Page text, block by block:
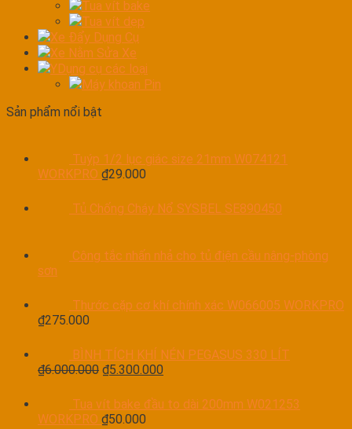
Tua vít bake
Tua vít dẹp
Xe Đẩy Dụng Cụ
Xe Nằm Sửa Xe
YDụng cụ các loại
Máy khoan Pin
Sản phẩm nổi bật
Tuýp 1/2 lục giác size 21mm W074121
WORKPRO ₫29.000
Tủ Chống Cháy Nổ SYSBEL SE890450
Công tắc nhấn nhả cho tủ điện cầu nâng-phòng
sơn
Thước cặp cơ khí chính xác W066005 WORKPRO
₫275.000
BÌNH TÍCH KHÍ NÉN PEGASUS 330 LÍT
₫6.000.000 ₫5.300.000
Tua vít bake đầu to dài 200mm W021253
WORKPRO ₫50.000